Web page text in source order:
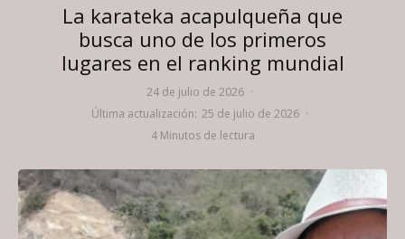
La karateka acapulqueña que
busca uno de los primeros
lugares en el ranking mundial
24 de julio de 2026 ·
Última actualización: 25 de julio de 2026 ·
4 Minutos de lectura